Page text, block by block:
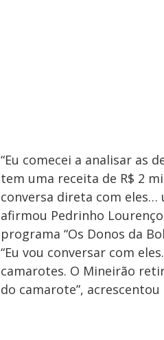
“Eu comecei a analisar as
tem uma receita de R$ 2
conversa direta com eles…
afirmou Pedrinho
programa “Os Donos da
“Eu vou conversar com
camarotes. O Mineirão
do camarote”, acrescentou